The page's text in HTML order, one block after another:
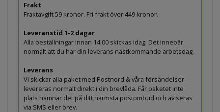
Frakt
Fraktavgift 59 kronor. Fri frakt över 449 kronor.
Leveranstid 1-2 dagar
Alla beställningar innan 14.00 skickas idag. Det innebär
normalt att du har din leverans nästkommande arbetsdag.
Leverans
Vi skickar alla paket med Postnord & våra försändelser
levereras normalt direkt i din brevlåda. Får paketet inte
plats hamnar det på ditt närmsta postombud och aviseras
via SMS eller brev.